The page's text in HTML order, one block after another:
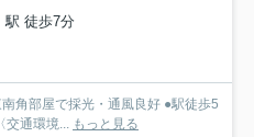
駅 徒歩7分
角部屋で採光・通風良好 ●駅徒歩5
分の好立地 ○ペットの飼育可能！ 〈交通環境...
もっと見る